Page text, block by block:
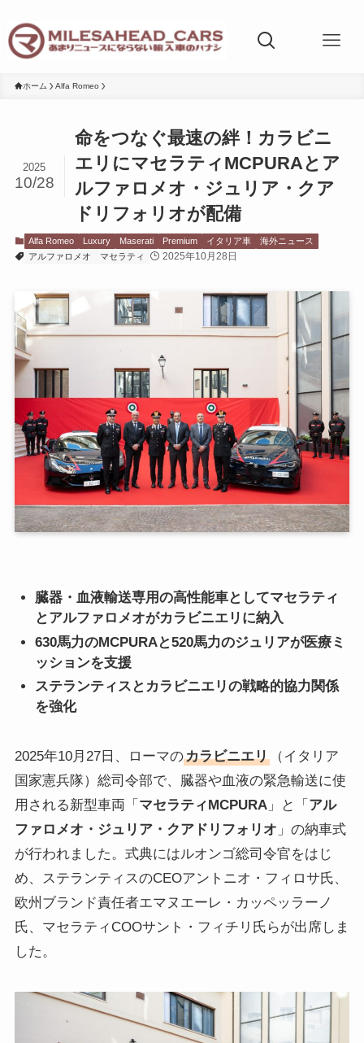
ホーム Alfa Romeo
命をつなぐ最速の絆！カラビニ
エリにマセラティMCPURAとア
ルファロメオ・ジュリア・クア
ドリフォリオが配備
2025
10/28
Alfa Romeo Luxury Maserati Premium イタリア車
海外ニュース
アルファロメオ
マセラティ 2025年10月28日
臓器・血液輸送専用の高性能車としてマセラティ
とアルファロメオがカラビニエリに納入
630馬力のMCPURAと520馬力のジュリアが医療ミ
ッションを支援
ステランティスとカラビニエリの戦略的協力関係
を強化
2025年10月27日、ローマのカラビニエリ（イタリア
国家憲兵隊）総司令部で、臓器や血液の緊急輸送に使
用される新型車両「 マセラティMCPURA」と「 アル
ファロメオ・ジュリア・クアドリフォリオ 」の納車式
が行われました。式典にはルオンゴ総司令官をはじ
め、ステランティスのCEOアントニオ・フィロサ氏、
欧州ブランド責任者エマヌエーレ・カッペッラーノ
氏、マセラティCOOサント・フィチリ氏らが出席しま
した。